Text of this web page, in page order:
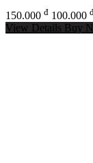
150.000 đ 100.000
View Details Buy